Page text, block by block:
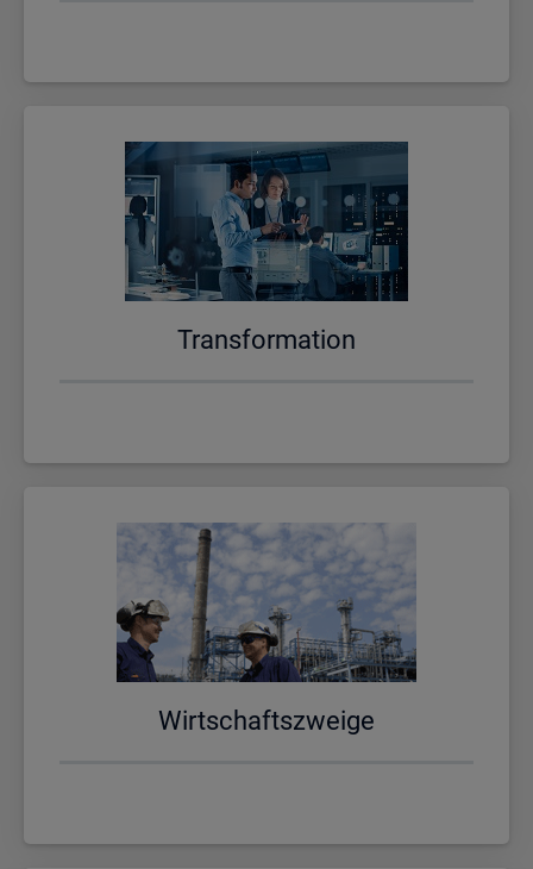
Trans­for­ma­ti­on
Wirt­schafts­zwei­ge